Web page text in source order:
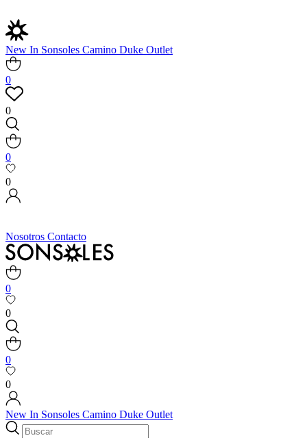
New In Sonsoles Camino Duke Outlet
0
0
0
0
Nosotros Contacto
0
0
0
0
New In Sonsoles Camino Duke Outlet